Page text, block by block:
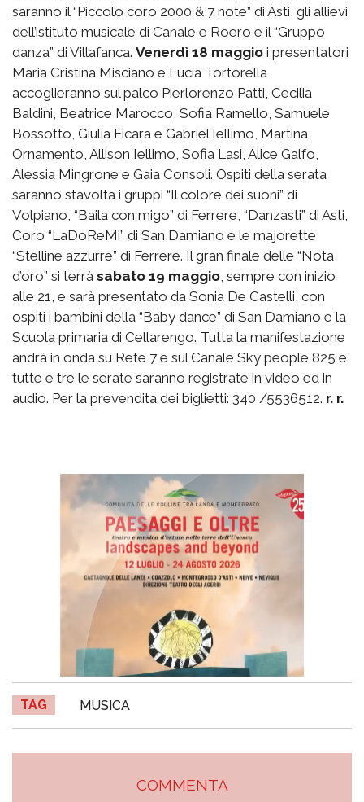
saranno il “Piccolo coro 2000 & 7 note” di Asti, gli allievi
dell’istituto musicale di Canale e Roero e il “Gruppo
danza” di Villafanca. Venerdì 18 maggio i presentatori
Maria Cristina Misciano e Lucia Tortorella
accoglieranno sul palco Pierlorenzo Patti, Cecilia
Baldini, Beatrice Marocco, Sofia Ramello, Samuele
Bossotto, Giulia Ficara e Gabriel Iellimo, Martina
Ornamento, Allison Iellimo, Sofia Lasi, Alice Galfo,
Alessia Mingrone e Gaia Consoli. Ospiti della serata
saranno stavolta i gruppi “Il colore dei suoni” di
Volpiano, “Baila con migo” di Ferrere, “Danzasti” di Asti,
Coro “LaDoReMi” di San Damiano e le majorette
“Stelline azzurre” di Ferrere. Il gran finale delle “Nota
d’oro” si terrà sabato 19 maggio , sempre con inizio
alle 21, e sarà presentato da Sonia De Castelli, con
ospiti i bambini della “Baby dance” di San Damiano e la
Scuola primaria di Cellarengo. Tutta la manifestazione
andrà in onda su Rete 7 e sul Canale Sky people 825 e
tutte e tre le serate saranno registrate in video ed in
audio. Per la prevendita dei biglietti: 340 /5536512. r. r.
TAG MUSICA
COMMENTA